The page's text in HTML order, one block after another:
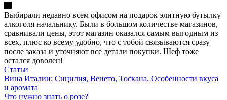
Выбирали недавно всем офисом на подарок элитную бутылку
алкоголя начальнику. Были в большом количестве магазинов,
сравнивали цены, этот магазин оказался самым выгодным из
всех, плюс ко всему удобно, что с тобой связываются сразу
после заказа и уточняют все детали покупки. Шеф тоже
остался доволен!
Статьи
Вина Италии: Сицилия, Венето, Тоскана. Особенности вкуса
и аромата
Что нужно знать о розе?